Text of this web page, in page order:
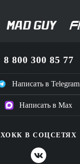
8 800 300 85 77
Написать в Telegram
Написать в Max
ХОКК В СОЦСЕТЯХ